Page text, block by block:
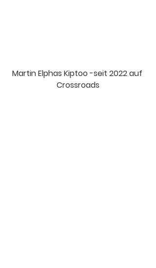
Martin Elphas Kiptoo -seit 2022 auf
Crossroads